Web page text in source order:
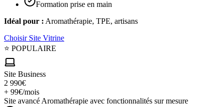
Formation prise en main
Idéal pour : Aromathérapie, TPE, artisans
Choisir Site Vitrine
⭐ POPULAIRE
Site Business
2 990€
+ 99€/mois
Site avancé Aromathérapie avec fonctionnalités sur mesure